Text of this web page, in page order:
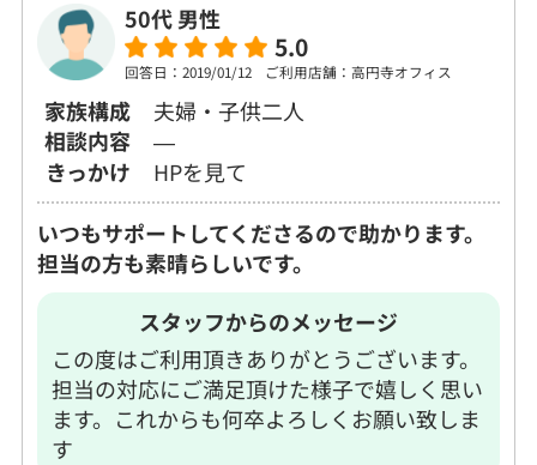
50代 男性
5.0
回答日：2019/01/12 ご利用店舗：高円寺オフィス
家族構成
夫婦・子供二人
相談内容
―
きっかけ
HPを見て
いつもサポートしてくださるので助かります。
担当の方も素晴らしいです。
スタッフからのメッセージ
この度はご利用頂きありがとうございます。
担当の対応にご満足頂けた様子で嬉しく思い
ます。これからも何卒よろしくお願い致しま
す